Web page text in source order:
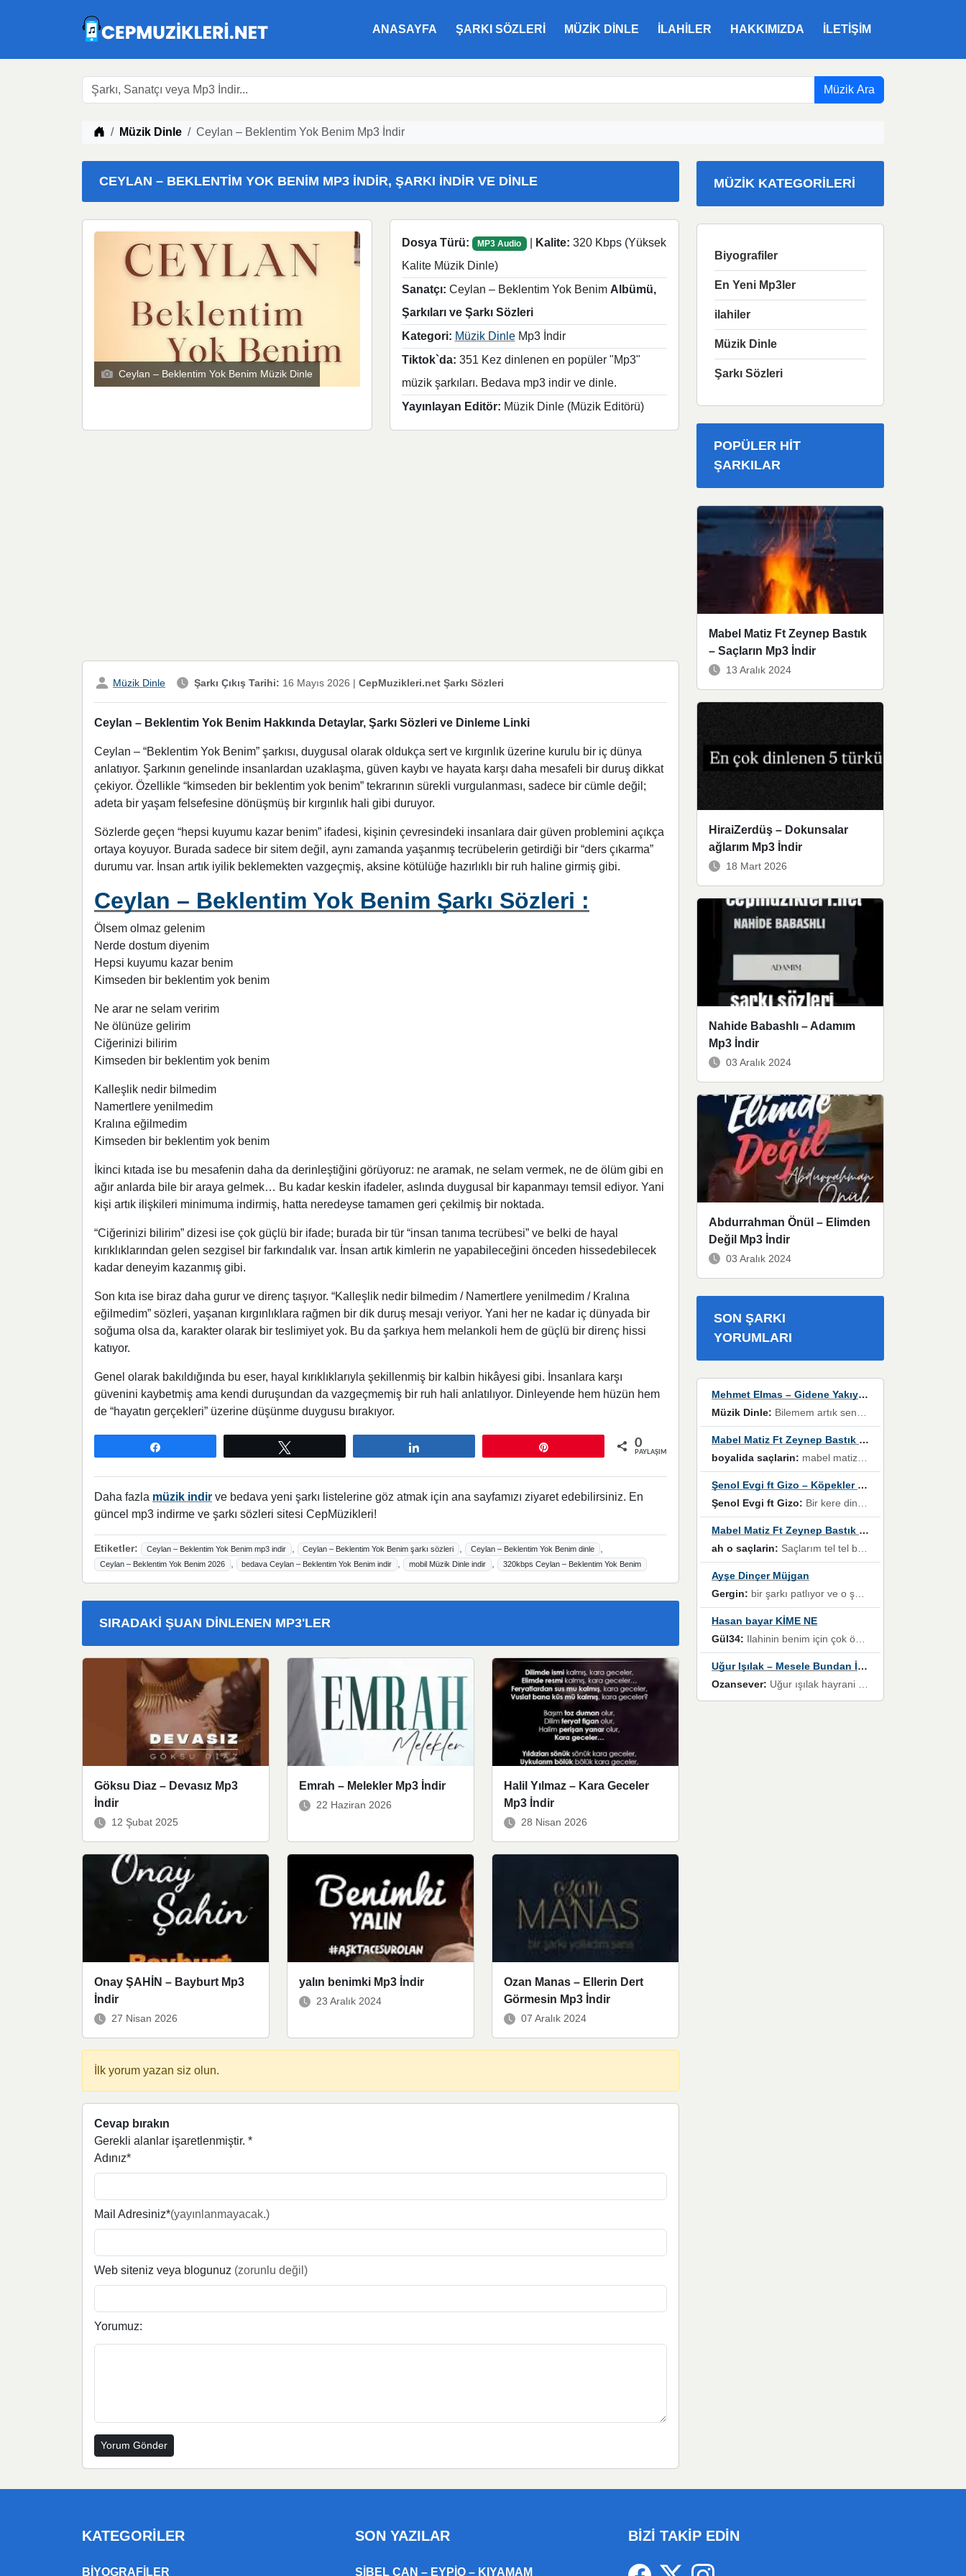
ANASAYFA ŞARKI SÖZLERI MÜZIK DINLE ILAHILER HAKKIMIZDA İLETIŞIM
Müzik Ara
Müzik indir
Müzik Dinle Ceylan – Beklentim Yok Benim Mp3 İndir
CEYLAN – BEKLENTIM YOK BENIM MP3 İNDIR, ŞARKI İNDIR VE DINLE
Ceylan – Beklentim Yok Benim Müzik Dinle
Dosya Türü: MP3 Audio Kalite: 320 Kbps (Yüksek
Kalite Müzik Dinle)
Sanatçı: Ceylan – Beklentim Yok Benim Albümü,
Şarkıları ve Şarkı Sözleri
Kategori: Müzik DinleMp3 İndir
Tiktok`da: 351 Kez dinlenen en popüler "Mp3"
müzik şarkıları. Bedava mp3 indir ve dinle.
Yayınlayan Editör: Müzik Dinle (Müzik Editörü)
Müzik Dinle Şarkı Çıkış Tarihi: 16 Mayıs 2026 | CepMuzikleri.net Şarkı Sözleri
Ceylan – Beklentim Yok Benim Hakkında Detaylar, Şarkı Sözleri ve Dinleme Linki
Ceylan – “Beklentim Yok Benim” şarkısı, duygusal olarak oldukça sert ve kırgınlık üzerine kurulu bir iç dünya
anlatıyor. Şarkının genelinde insanlardan uzaklaşma, güven kaybı ve hayata karşı daha mesafeli bir duruş dikkat
çekiyor. Özellikle “kimseden bir beklentim yok benim” tekrarının sürekli vurgulanması, sadece bir cümle değil;
adeta bir yaşam felsefesine dönüşmüş bir kırgınlık hali gibi duruyor.
Sözlerde geçen “hepsi kuyumu kazar benim” ifadesi, kişinin çevresindeki insanlara dair güven problemini açıkça
ortaya koyuyor. Burada sadece bir sitem değil, aynı zamanda yaşanmış tecrübelerin getirdiği bir “ders çıkarma”
durumu var. İnsan artık iyilik beklemekten vazgeçmiş, aksine kötülüğe hazırlıklı bir ruh haline girmiş gibi.
Ceylan – Beklentim Yok Benim Şarkı Sözleri :
Ölsem olmaz gelenim
Nerde dostum diyenim
Hepsi kuyumu kazar benim
Kimseden bir beklentim yok benim
Ne arar ne selam veririm
Ne ölünüze gelirim
Ciğerinizi bilirim
Kimseden bir beklentim yok benim
Kalleşlik nedir bilmedim
Namertlere yenilmedim
Kralına eğilmedim
Kimseden bir beklentim yok benim
İkinci kıtada ise bu mesafenin daha da derinleştiğini görüyoruz: ne aramak, ne selam vermek, ne de ölüm gibi en
ağır anlarda bile bir araya gelmek… Bu kadar keskin ifadeler, aslında duygusal bir kapanmayı temsil ediyor. Yani
kişi artık ilişkileri minimuma indirmiş, hatta neredeyse tamamen geri çekilmiş bir noktada.
“Ciğerinizi bilirim” dizesi ise çok güçlü bir ifade; burada bir tür “insan tanıma tecrübesi” ve belki de hayal
kırıklıklarından gelen sezgisel bir farkındalık var. İnsan artık kimlerin ne yapabileceğini önceden hissedebilecek
kadar deneyim kazanmış gibi.
Son kıta ise biraz daha gurur ve direnç taşıyor. “Kalleşlik nedir bilmedim / Namertlere yenilmedim / Kralına
eğilmedim” sözleri, yaşanan kırgınlıklara rağmen bir dik duruş mesajı veriyor. Yani her ne kadar iç dünyada bir
soğuma olsa da, karakter olarak bir teslimiyet yok. Bu da şarkıya hem melankoli hem de güçlü bir direnç hissi
katıyor.
Genel olarak bakıldığında bu eser, hayal kırıklıklarıyla şekillenmiş bir kalbin hikâyesi gibi. İnsanlara karşı
güvenini kaybetmiş ama kendi duruşundan da vazgeçmemiş bir ruh hali anlatılıyor. Dinleyende hem hüzün hem
de “hayatın gerçekleri” üzerine düşünme duygusu bırakıyor.
0
PAYLAŞIMLAR
Daha fazla müzik indir ve bedava yeni şarkı listelerine göz atmak için ana sayfamızı ziyaret edebilirsiniz. En
güncel mp3 indirme ve şarkı sözleri sitesi CepMüzikleri!
Etiketler: Ceylan – Beklentim Yok Benim mp3 indir , Ceylan – Beklentim Yok Benim şarkı sözleri , Ceylan – Beklentim Yok Benim dinle ,
Ceylan – Beklentim Yok Benim 2026 , bedava Ceylan – Beklentim Yok Benim indir , mobil Müzik Dinle indir , 320kbps Ceylan – Beklentim Yok Benim
SIRADAKI ŞUAN DINLENEN MP3'LER
Göksu Diaz – Devasız Mp3
İndir
12 Şubat 2025
Emrah – Melekler Mp3 İndir
22 Haziran 2026
Halil Yılmaz – Kara Geceler
Mp3 İndir
28 Nisan 2026
Onay ŞAHİN – Bayburt Mp3
İndir
27 Nisan 2026
yalın benimki Mp3 İndir
23 Aralık 2024
Ozan Manas – Ellerin Dert
Görmesin Mp3 İndir
07 Aralık 2024
İlk yorum yazan siz olun.
Cevap bırakın
Gerekli alanlar işaretlenmiştir. *
Adınız*
Mail Adresiniz*(yayınlanmayacak.)
Web siteniz veya blogunuz (zorunlu değil)
Yorumuz:
MÜZIK KATEGORILERI
Biyografiler
En Yeni Mp3ler
ilahiler
Müzik Dinle
Şarkı Sözleri
POPÜLER HIT
ŞARKILAR
Mabel Matiz Ft Zeynep Bastık
– Saçların Mp3 İndir
13 Aralık 2024
HiraiZerdüş – Dokunsalar
ağlarım Mp3 İndir
18 Mart 2026
Nahide Babashlı – Adamım
Mp3 İndir
03 Aralık 2024
Abdurrahman Önül – Elimden
Değil Mp3 İndir
03 Aralık 2024
SON ŞARKI
YORUMLARI
Mehmet Elmas – Gidene Yakıyorum
Müzik Dinle: Bilemem artık senden bir şans daha / Düştüğün zaman ben olmayacağım yanında” dizeleri, artık geçmişin tekrarına izin verilmeyeceğini, kişisel sınırların çizildiğini gösteriyor.
Mabel Matiz Ft Zeynep Bastık – Saçların
boyalida saçlarin: mabel matiz'in maya albümünde yer alan güzellerden. parça da şarkı hani! müzikal altyapısına vurulduğum, sözlerinde kaybolduğum bir parça olmuş.
Şenol Evgi ft Gizo – Köpekler Tanımadıklarına havlar
Şenol Evgi ft Gizo: Bir kere dinlememe rağmen kulaklardan gitmiyor sen sen sen sen kurban ol sen sen sen sen hayran ol yükses ses müzik dinleme sebebisiniz canlar bomba gibi patladınız maşallah
Mabel Matiz Ft Zeynep Bastık – Saçların
ah o saçlarin: Saçlarım tel tel beyazlıyor beyazlagına degil yanımda sen yoksun ona üzülüyorum günler bir bir geçiyor geçen günlere değil sensiz geçen günlere darılıyorum,Dinledikce asla kavusamayacagim ama asla unutamicagim sevdiğim adam için yanar içim
Ayşe Dinçer Müjgan
Gergin: bir şarkı patlıyor ve o şarkıyı millet her paylaşımın altına koyuyor ve öyle bir durum hal alıyor ki şarkıyı dinlemeden şarkıdan bikıyorsun Ama bu enteresan bir şekilde dillere dolanıyor millet olarak seviyoruz dertlerle boğuşurken bir yandan da göbek atmayi))) diyeceklerim bu kadar güzel hoş bir sayfa emeğinize sağlık arkadaşlar kolay gelsin
Hasan bayar KİME NE
Gül34: Ilahinin benim için çok özel bir yeri var İlk çıktığında komşum ne kadar yüksek sesle dinliyorsa orada duymuştum ve YouTube'dan aratıp Bu ilahiyi bulmuştum ve sonra müdavimi oldum günlük Ben de 3-5 kere dinleyip ezberleyip artık ilahiye bende eşlik ediyorum yüksek sesle Allah razı olsun hizmet nimettir Rabbim sizin zahmetlerinize de hayırlı nimetler versin Selam ve dua ile Allah'a emanet olun
Uğur Işılak – Mesele Bundan İbaret
Ozansever: Uğur ışılak hayrani olarak eski yeni tüm eserlerini keyifle huzurla dinleyenlerden birisiyim, emeğine saygı duyan gönül veren bunu en güzel şekilde sevenlerine ulaştıran siz değerli sayfa yöneticilerine de teşekkür ederim
KATEGORILER
BIYOGRAFILER
SON YAZILAR
SIBEL CAN – EYPIO – KIYAMAM
BİZİ TAKİP EDİN